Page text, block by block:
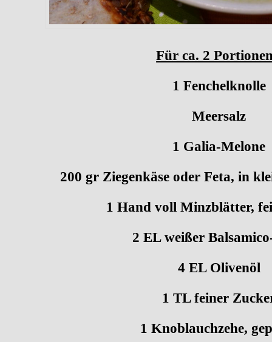
Für ca. 2
1 Fenchelknolle
Meersalz
1 Galia-Melone
200 gr Ziegenkäse oder Feta, in
1 Hand voll Minzblätter,
2 EL weißer
4 EL Olivenöl
1 TL feiner
1 Knoblauchzehe,